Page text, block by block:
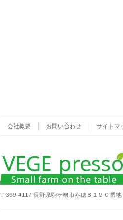
会社概要 お問い合わせ サイトマ
〒399-4117 長野県駒ヶ根市赤穂８１９０番地